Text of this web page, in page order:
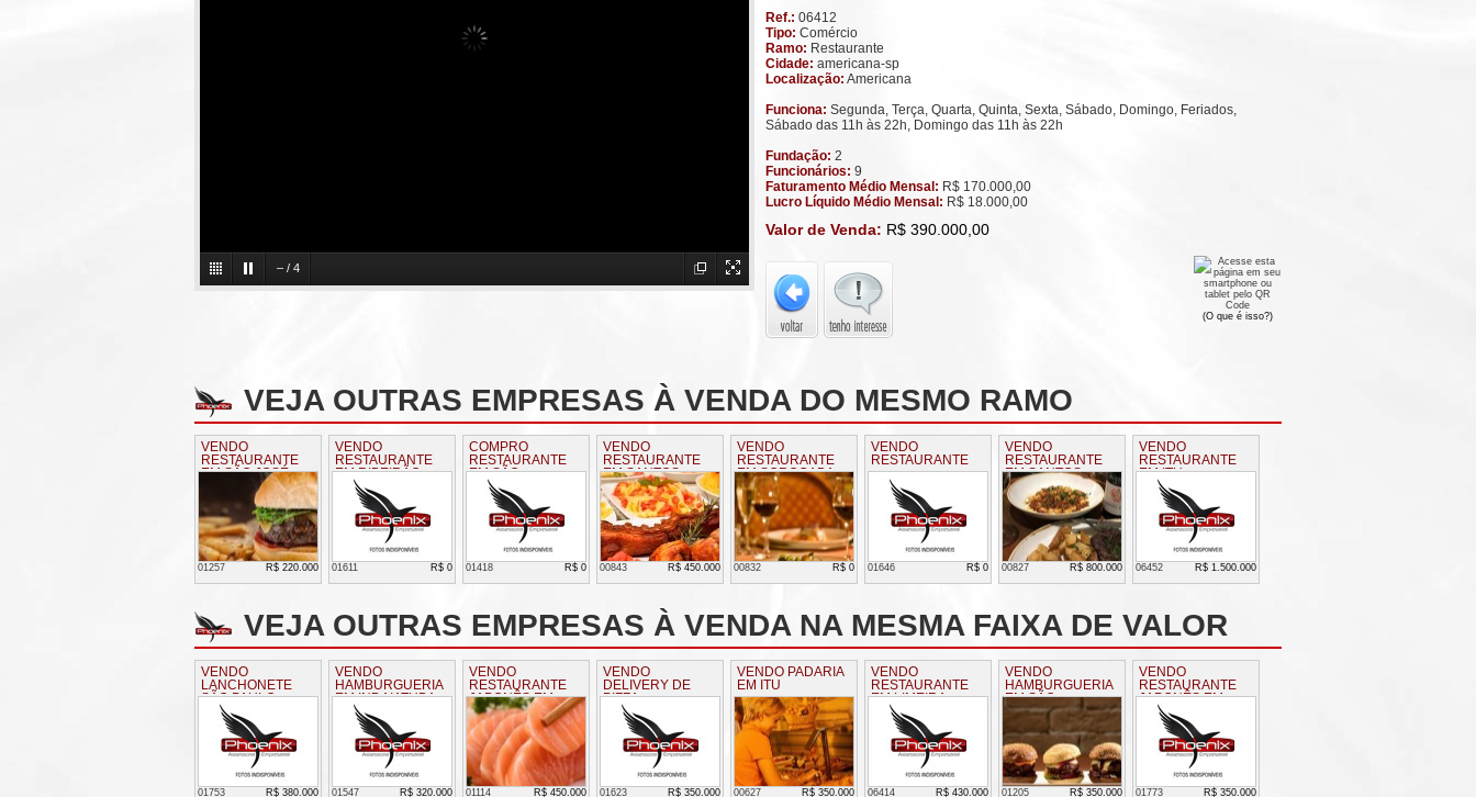
– / 4
Ref.: 06412
Tipo: Comércio
Ramo: Restaurante
Cidade: americana-sp
Localização: Americana
Funciona: Segunda, Terça, Quarta, Quinta, Sexta, Sábado, Domingo, Feriados,
Sábado das 11h às 22h, Domingo das 11h às 22h
Fundação: 2
Funcionários: 9
Faturamento Médio Mensal: R$ 170.000,00
Lucro Líquido Médio Mensal: R$ 18.000,00
Valor de Venda: R$ 390.000,00
(O que é isso?)
VEJA OUTRAS EMPRESAS À VENDA DO MESMO RAMO
VENDO
RESTAURANTE
EM SÃO JOSÉ
DOS CAMPOS SP
01257 R$ 220.000
VENDO
RESTAURANTE
EM RIBEIRÃO
PRETO
01611 R$ 0
COMPRO
RESTAURANTE
EM SÃO
BERNARDO
01418 R$ 0
VENDO
RESTAURANTE
EM SANTOS
00843 R$ 450.000
VENDO
RESTAURANTE
EM SOROCABA
00832 R$ 0
VENDO
RESTAURANTE
01646 R$ 0
VENDO
RESTAURANTE
EM SANTOS
00827 R$ 800.000
VENDO
RESTAURANTE
EM ITU
06452 R$ 1.500.000
VEJA OUTRAS EMPRESAS À VENDA NA MESMA FAIXA DE VALOR
VENDO
LANCHONETE
SÃO PAULO
01753 R$ 380.000
VENDO
HAMBURGUERIA
EM INDAIATUBA
01547 R$ 320.000
VENDO
RESTAURANTE
JAPONÊS EM
AMERICANA
01114 R$ 450.000
VENDO
DELIVERY DE
PIZZA
01623 R$ 350.000
VENDO PADARIA
EM ITU
00627 R$ 350.000
VENDO
RESTAURANTE
EM LIMEIRA
06414 R$ 430.000
VENDO
HAMBURGUERIA
EM SÃO
BERNARDO DO
CAMPO
01205 R$ 350.000
VENDO
RESTAURANTE
JAPONÊS EM
LIMEIRA
01773 R$ 350.000